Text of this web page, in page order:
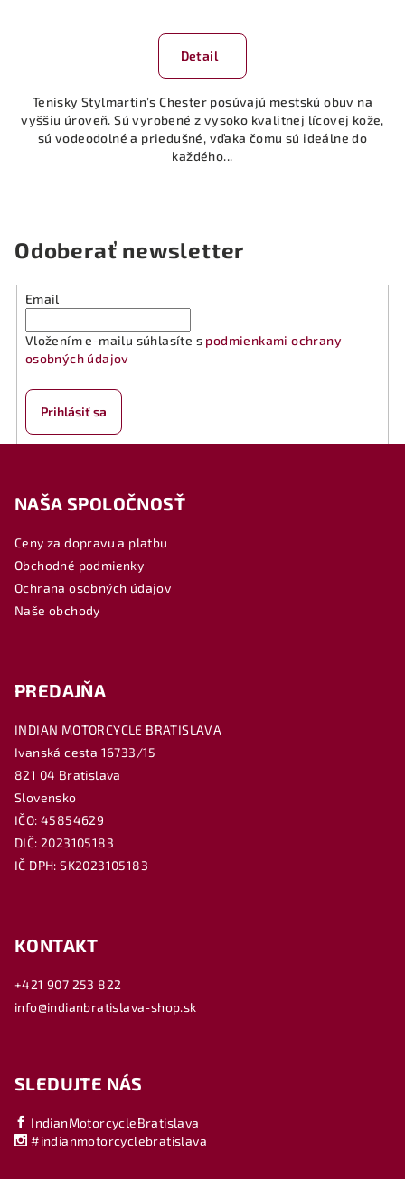
Detail
Tenisky Stylmartin’s Chester posúvajú mestskú obuv na
vyššiu úroveň. Sú vyrobené z vysoko kvalitnej lícovej kože,
sú vodeodolné a priedušné, vďaka čomu sú ideálne do
každého...
Odoberať newsletter
Email
Vložením e-mailu súhlasíte s podmienkami ochrany
osobných údajov
Prihlásiť sa
NAŠA SPOLOČNOSŤ
Ceny za dopravu a platbu
Obchodné podmienky
Ochrana osobných údajov
Naše obchody
PREDAJŇA
INDIAN MOTORCYCLE BRATISLAVA
Ivanská cesta 16733/15
821 04 Bratislava
Slovensko
IČO: 45854629
DIČ: 2023105183
IČ DPH: SK2023105183
KONTAKT
+421 907 253 822
info@indianbratislava-shop.sk
SLEDUJTE NÁS
IndianMotorcycleBratislava
#indianmotorcyclebratislava